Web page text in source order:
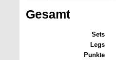
Gesamt
Sets
Legs
Punkte